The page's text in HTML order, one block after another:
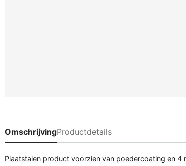
OmschrijvingProductdetails
Plaatstalen product voorzien van poedercoating en